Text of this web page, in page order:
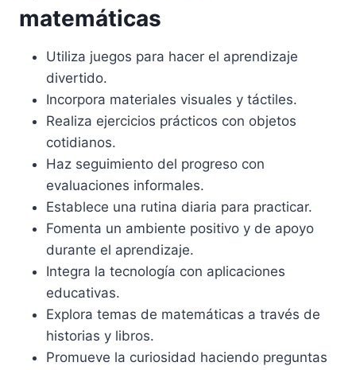
matemáticas
Utiliza juegos para hacer el aprendizaje
divertido.
Incorpora materiales visuales y táctiles.
Realiza ejercicios prácticos con objetos
cotidianos.
Haz seguimiento del progreso con
evaluaciones informales.
Establece una rutina diaria para practicar.
Fomenta un ambiente positivo y de apoyo
durante el aprendizaje.
Integra la tecnología con aplicaciones
educativas.
Explora temas de matemáticas a través de
historias y libros.
Promueve la curiosidad haciendo preguntas